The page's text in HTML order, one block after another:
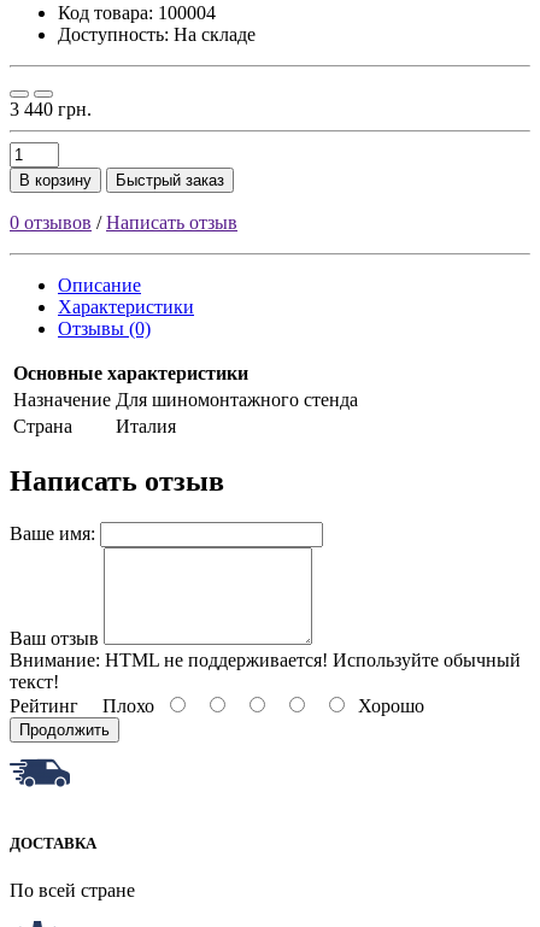
Код товара: 100004
Доступность: На складе
3 440 грн.
В корзину Быстрый заказ
0 отзывов /Написать отзыв
Описание
Характеристики
Отзывы (0)
Основные характеристики
Haзнaчeниe Для шинoмoнтaжнoгo cтeндa
Страна
Италия
Написать отзыв
Ваше имя:
Ваш отзыв
Внимание: HTML не поддерживается! Используйте обычный
текст!
Рейтинг Плохо Хорошо
Продолжить
ДОСТАВКА
По всей стране